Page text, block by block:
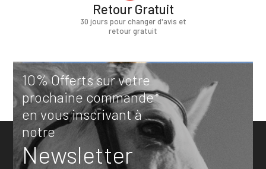
Retour Gratuit
30 jours pour changer d'avis et
retour gratuit
10% Offerts sur votre
prochaine commande*
en vous inscrivant à
notre
Newsletter